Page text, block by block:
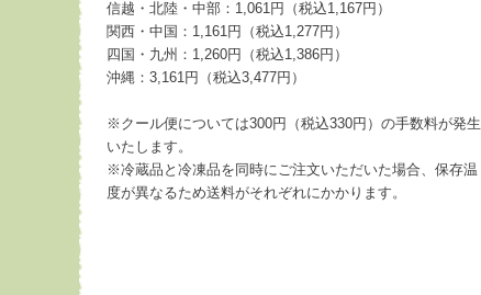
信越・北陸・中部：1,061円（税込1,167円）
関西・中国：1,161円（税込1,277円）
四国・九州：1,260円（税込1,386円）
沖縄：3,161円（税込3,477円）
※クール便については300円（税込330円）の手数料が発生
いたします。
※冷蔵品と冷凍品を同時にご注文いただいた場合、保存温
度が異なるため送料がそれぞれにかかります。